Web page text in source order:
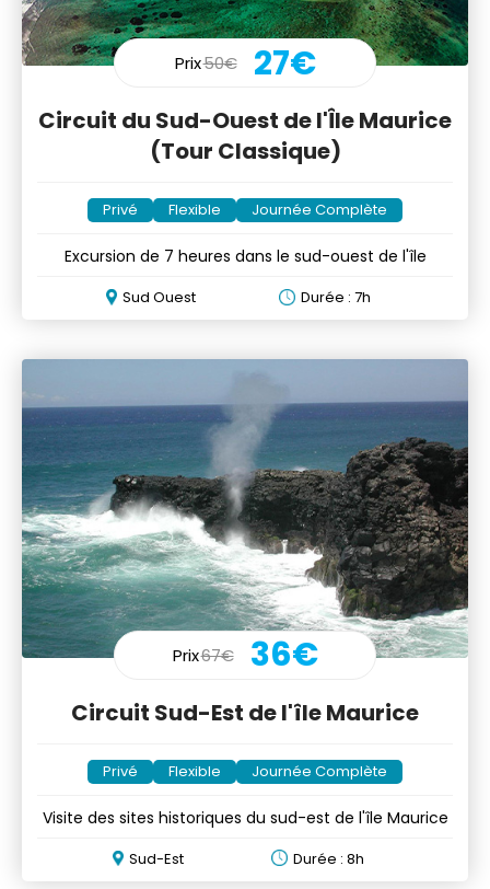
Prix50€ 27€
Circuit du Sud-Ouest de l'Île Maurice
(Tour Classique)
Privé Flexible Journée Complète
Excursion de 7 heures dans le sud-ouest de l'île
Sud Ouest Durée : 7h
Prix67€ 36€
Circuit Sud-Est de l'île Maurice
Privé Flexible Journée Complète
Visite des sites historiques du sud-est de l'île Maurice
Sud-Est Durée : 8h